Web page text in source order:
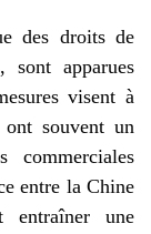
des droits de
sont apparues
visent à
souvent un
commerciales
entre la Chine
entraîner une